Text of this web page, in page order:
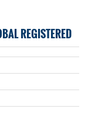
REGISTERED